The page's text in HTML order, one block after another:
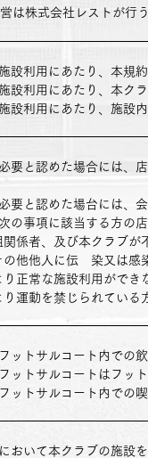
は株式会社レストが行う
設利用にあたり、本規
設利用にあたり、本ク
設利用にあたり、施設
要と認めた場合には、
要と認めた場台には、
の事項に該当する方の
係者、及び本クラブが
の他他人に伝 染又は感
り正常な施設利用ができ
運動を禁じられている
ットサルコート内での
ットサルコートはフッ
ットサルコート内での
おいて本クラブの施設